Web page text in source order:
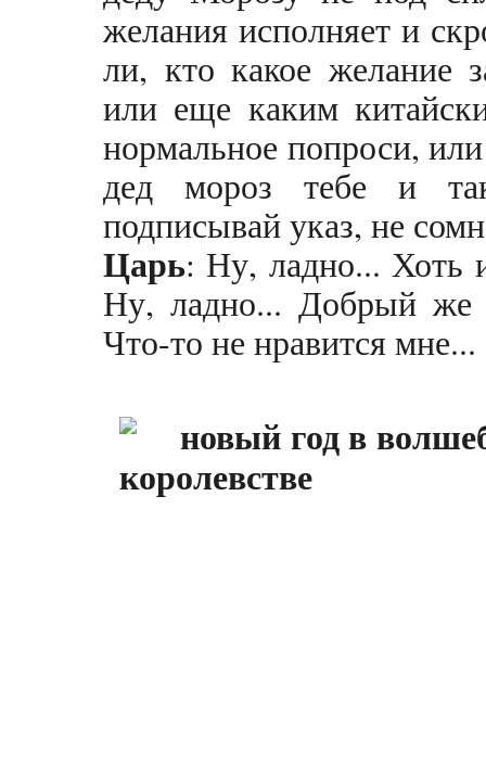
желания исполняет и
ли, кто какое желание
или еще каким
нормальное попроси,
дед мороз тебе и
подписывай указ, не
Царь: Ну, ладно... Хоть
Ну, ладно... Добрый же
Что-то не нравится мне...